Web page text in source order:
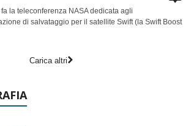
la teleconferenza NASA dedicata agli
di salvataggio per il satellite Swift (la Swift Boost
Carica altri